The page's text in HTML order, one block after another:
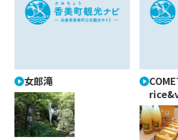
女郎滝